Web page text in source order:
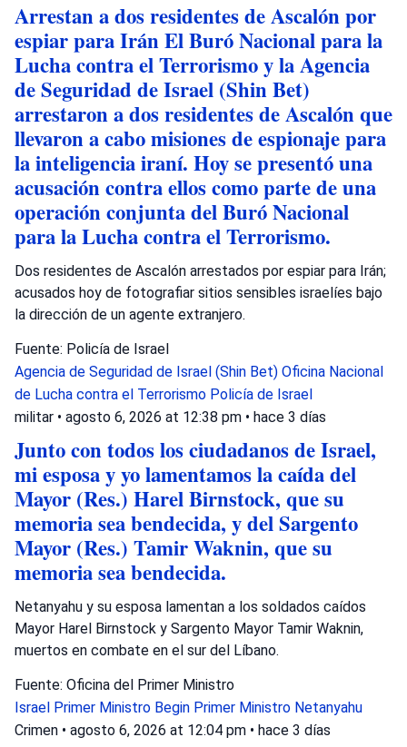
Arrestan a dos residentes de Ascalón por
espiar para Irán El Buró Nacional para la
Lucha contra el Terrorismo y la Agencia
de Seguridad de Israel (Shin Bet)
arrestaron a dos residentes de Ascalón que
llevaron a cabo misiones de espionaje para
la inteligencia iraní. Hoy se presentó una
acusación contra ellos como parte de una
operación conjunta del Buró Nacional
para la Lucha contra el Terrorismo.
Dos residentes de Ascalón arrestados por espiar para Irán;
acusados hoy de fotografiar sitios sensibles israelíes bajo
la dirección de un agente extranjero.
Fuente: Policía de Israel
Agencia de Seguridad de Israel (Shin Bet) Oficina Nacional
de Lucha contra el Terrorismo Policía de Israel
militar • agosto 6, 2026 at 12:38 pm • hace 3 días
Junto con todos los ciudadanos de Israel,
mi esposa y yo lamentamos la caída del
Mayor (Res.) Harel Birnstock, que su
memoria sea bendecida, y del Sargento
Mayor (Res.) Tamir Waknin, que su
memoria sea bendecida.
Netanyahu y su esposa lamentan a los soldados caídos
Mayor Harel Birnstock y Sargento Mayor Tamir Waknin,
muertos en combate en el sur del Líbano.
Fuente: Oficina del Primer Ministro
Israel Primer Ministro Begin Primer Ministro Netanyahu
Crimen • agosto 6, 2026 at 12:04 pm • hace 3 días